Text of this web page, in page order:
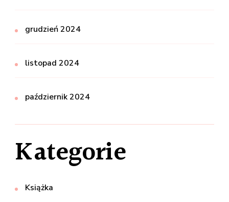
grudzień 2024
listopad 2024
październik 2024
Kategorie
Książka